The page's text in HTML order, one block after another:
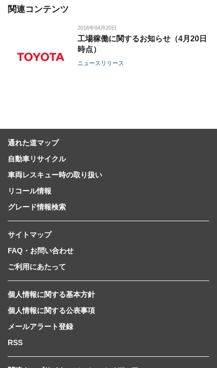
関連コンテンツ
2016年04月20日
工場稼働に関するお知らせ（4月20日
時点）
ニュースリリース
通れた道マップ
自動車リサイクル
車両レスキュー時の取り扱い
リコール情報
グレード情報検索
サイトマップ
FAQ・お問い合わせ
ご利用にあたって
個人情報に関する基本方針
個人情報に関する公表事項
メールアラート登録
RSS